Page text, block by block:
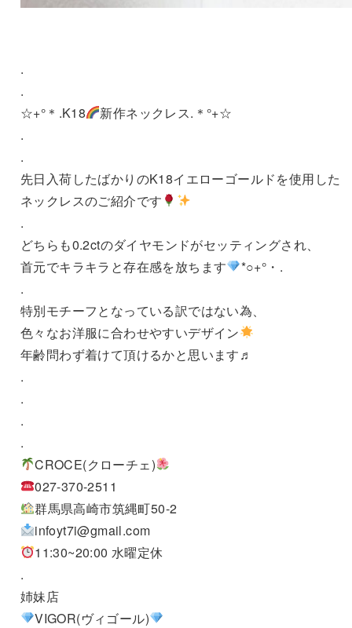
.
.
☆+°＊.K18
新作ネックレス.＊°+☆
.
.
先日入荷したばかりのK18イエローゴールドを使用した
ネックレスのご紹介です
.
どちらも0.2ctのダイヤモンドがセッティングされ、
首元でキラキラと存在感を放ちます
*○+°・.
.
特別モチーフとなっている訳ではない為、
色々なお洋服に合わせやすいデザイン
年齢問わず着けて頂けるかと思います♬
.
.
.
.
CROCE(クローチェ)
027-370-2511
群馬県高崎市筑縄町50-2
infoyt7i@gmail.com
11:30~20:00 水曜定休
.
姉妹店
VIGOR(ヴィゴール)